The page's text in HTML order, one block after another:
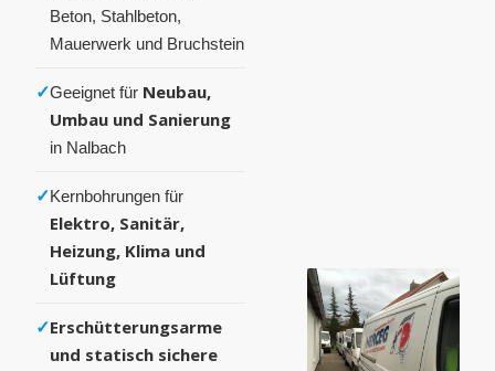
Beton, Stahlbeton,
Mauerwerk und Bruchstein
✓Geeignet für Neubau,
Umbau und Sanierung
in Nalbach
✓Kernbohrungen für
Elektro, Sanitär,
Heizung, Klima und
Lüftung
✓Erschütterungsarme
und statisch sichere